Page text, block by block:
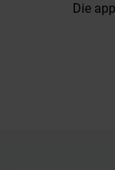
Die